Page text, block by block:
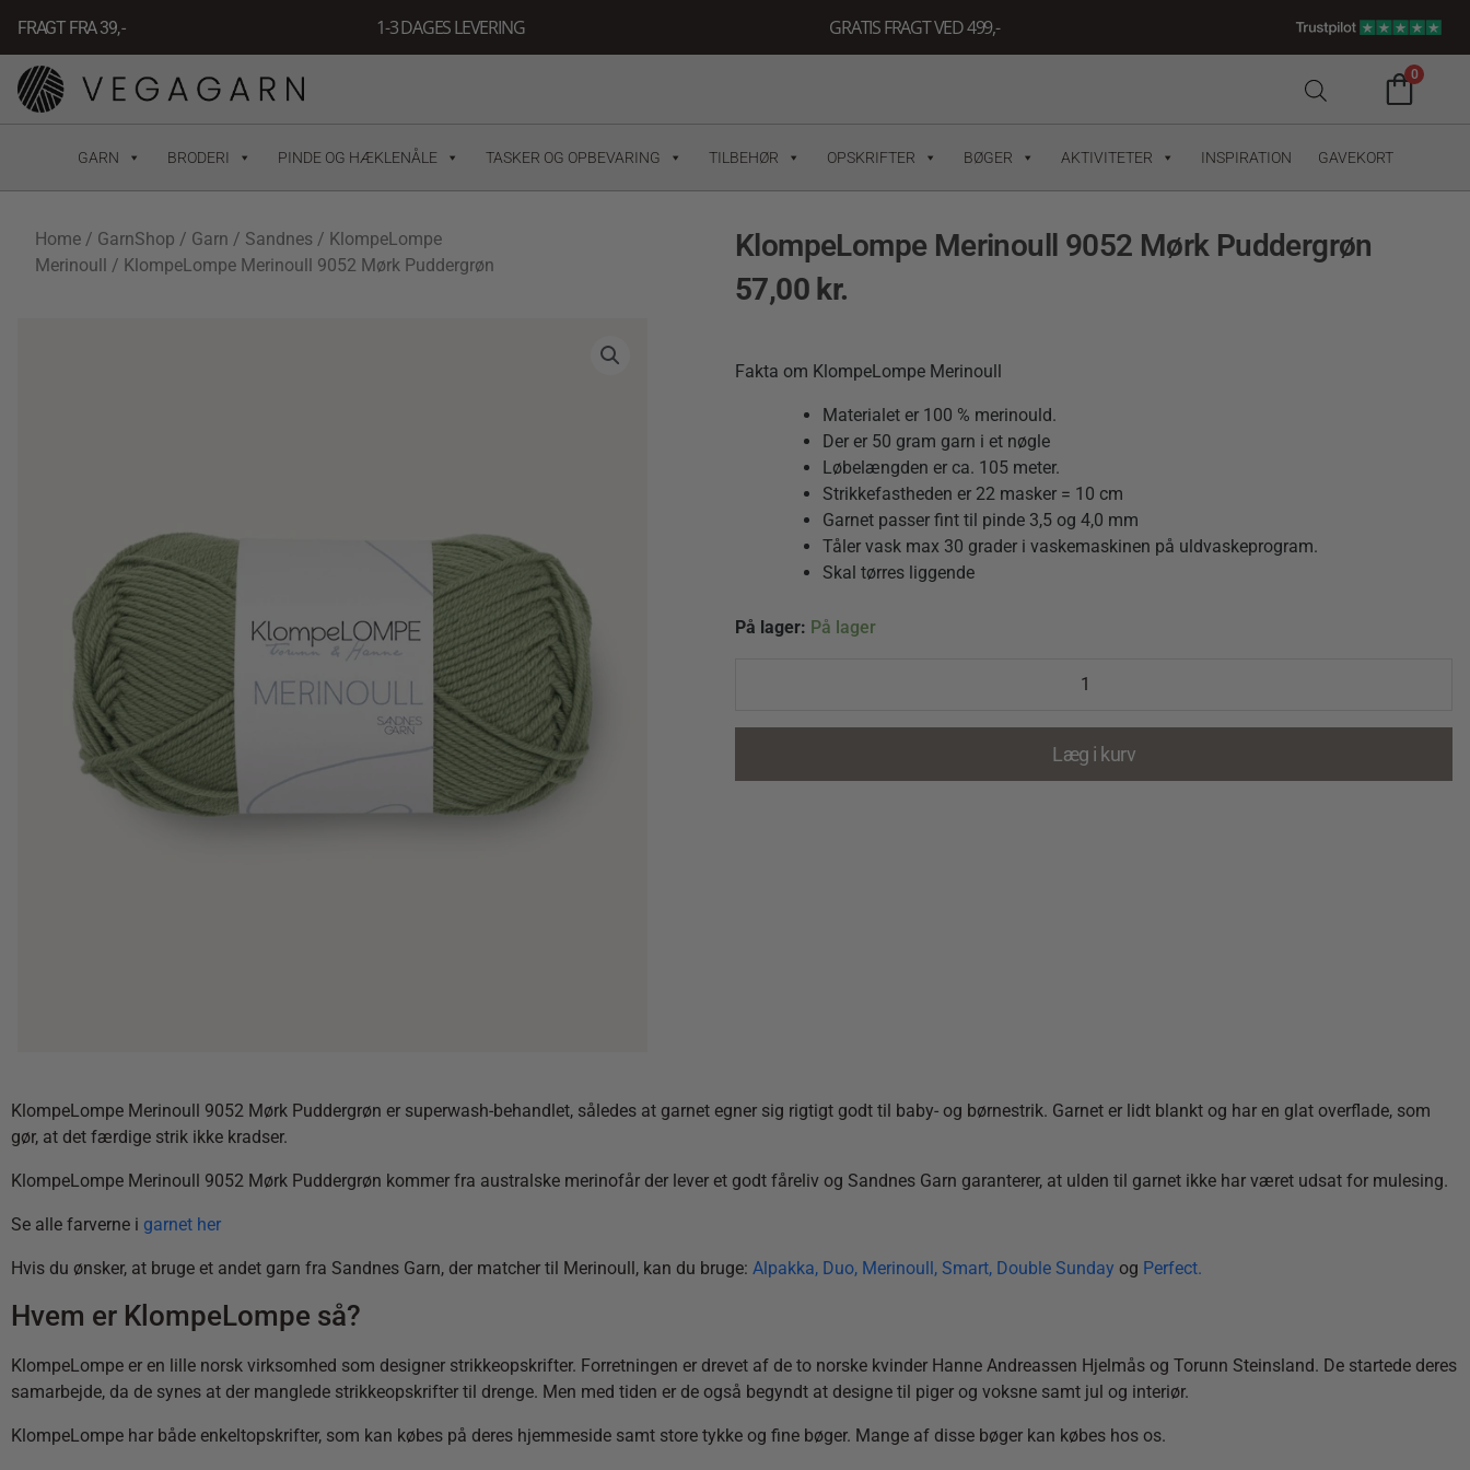
indholdet
FRAGT FRA 39, - 1-3 DAGES LEVERING GRATIS FRAGT VED 499,-
0
GARN BRODERI PINDE OG HÆKLENÅLE TASKER OG OPBEVARING TILBEHØR OPSKRIFTER BØGER AKTIVITETER INSPIRATION GAVEKORT
Home / GarnShop / Garn / Sandnes / KlompeLompe
Merinoull / KlompeLompe Merinoull 9052 Mørk Puddergrøn
KlompeLompe Merinoull 9052 Mørk Puddergrøn
57,00 kr.
Fakta om KlompeLompe Merinoull
Materialet er 100 % merinould.
Der er 50 gram garn i et nøgle
Løbelængden er ca. 105 meter.
Strikkefastheden er 22 masker = 10 cm
Garnet passer fint til pinde 3,5 og 4,0 mm
Tåler vask max 30 grader i vaskemaskinen på uldvaskeprogram.
Skal tørres liggende
På lager: På lager
KlompeLompe
Puddergrøn
Læg i kurv
KlompeLompe Merinoull 9052 Mørk Puddergrøn er superwash-behandlet, således at garnet egner sig rigtigt godt til baby- og børnestrik. Garnet er lidt blankt og har en glat overflade, som
gør, at det færdige strik ikke kradser.
KlompeLompe Merinoull 9052 Mørk Puddergrøn kommer fra australske merinofår der lever et godt fåreliv og Sandnes Garn garanterer, at ulden til garnet ikke har været udsat for mulesing.
Se alle farverne i garnet her
Hvis du ønsker, at bruge et andet garn fra Sandnes Garn, der matcher til Merinoull, kan du bruge: Alpakka, Duo, Merinoull, Smart, Double Sunday og Perfect.
Hvem er KlompeLompe så?
KlompeLompe er en lille norsk virksomhed som designer strikkeopskrifter. Forretningen er drevet af de to norske kvinder Hanne Andreassen Hjelmås og Torunn Steinsland. De startede deres
samarbejde, da de synes at der manglede strikkeopskrifter til drenge. Men med tiden er de også begyndt at designe til piger og voksne samt jul og interiør.
KlompeLompe har både enkeltopskrifter, som kan købes på deres hjemmeside samt store tykke og fine bøger. Mange af disse bøger kan købes hos os.